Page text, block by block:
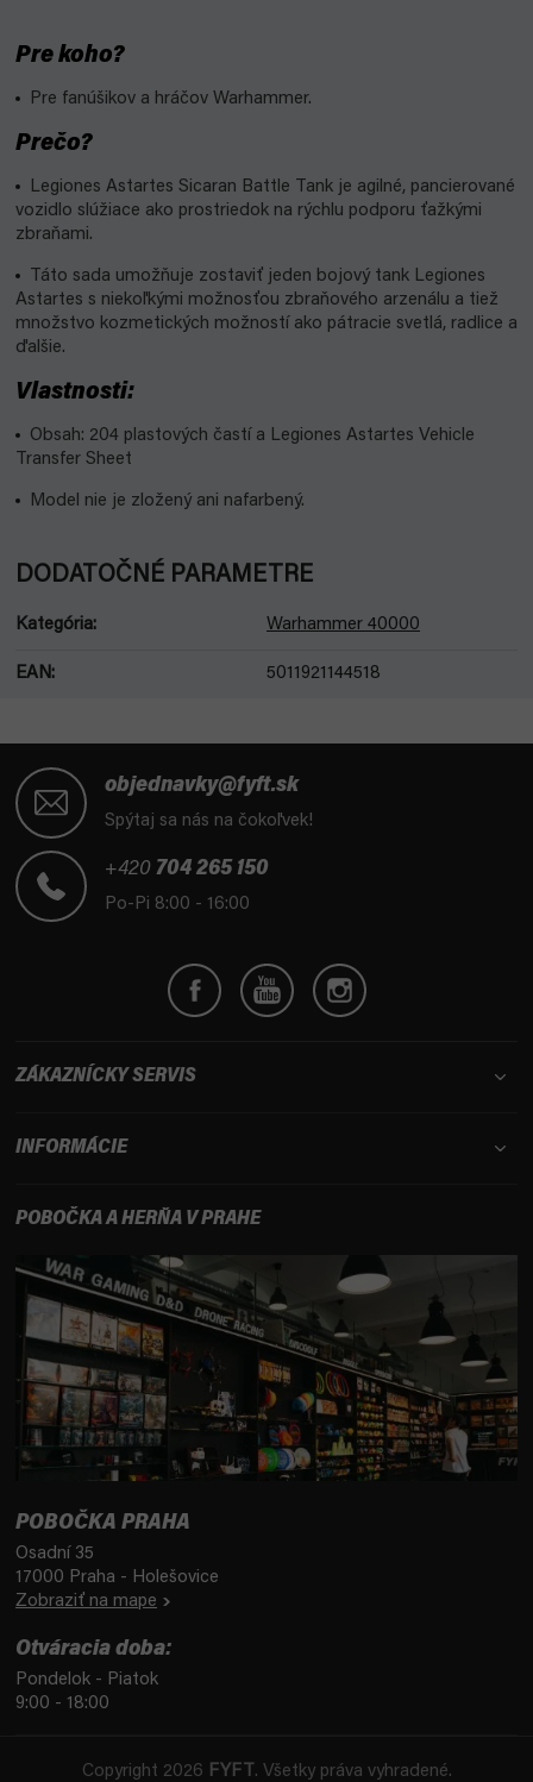
Pre koho?
Pre fanúšikov a hráčov Warhammer.
Prečo?
Legiones Astartes Sicaran Battle Tank je agilné, pancierované
vozidlo slúžiace ako prostriedok na rýchlu podporu ťažkými
zbraňami.
Táto sada umožňuje zostaviť jeden bojový tank Legiones
Astartes s niekoľkými možnosťou zbraňového arzenálu a tiež
množstvo kozmetických možností ako pátracie svetlá, radlice a
ďalšie.
Vlastnosti:
Obsah: 204 plastových častí a Legiones Astartes Vehicle
Transfer Sheet
Model nie je zložený ani nafarbený.
DODATOČNÉ PARAMETRE
Kategória: Warhammer 40000
EAN: 5011921144518
objednavky@fyft.sk
Spýtaj sa nás na čokoľvek!
+420 704 265 150
Po-Pi 8:00 - 16:00
ZÁKAZNÍCKY SERVIS
INFORMÁCIE
POBOČKA A HERŇA V PRAHE
POBOČKA PRAHA
Osadní 35
17000 Praha - Holešovice
Zobraziť na mape
Otváracia doba:
Pondelok - Piatok
9:00 - 18:00
Copyright 2026 FYFT . Všetky práva vyhradené.